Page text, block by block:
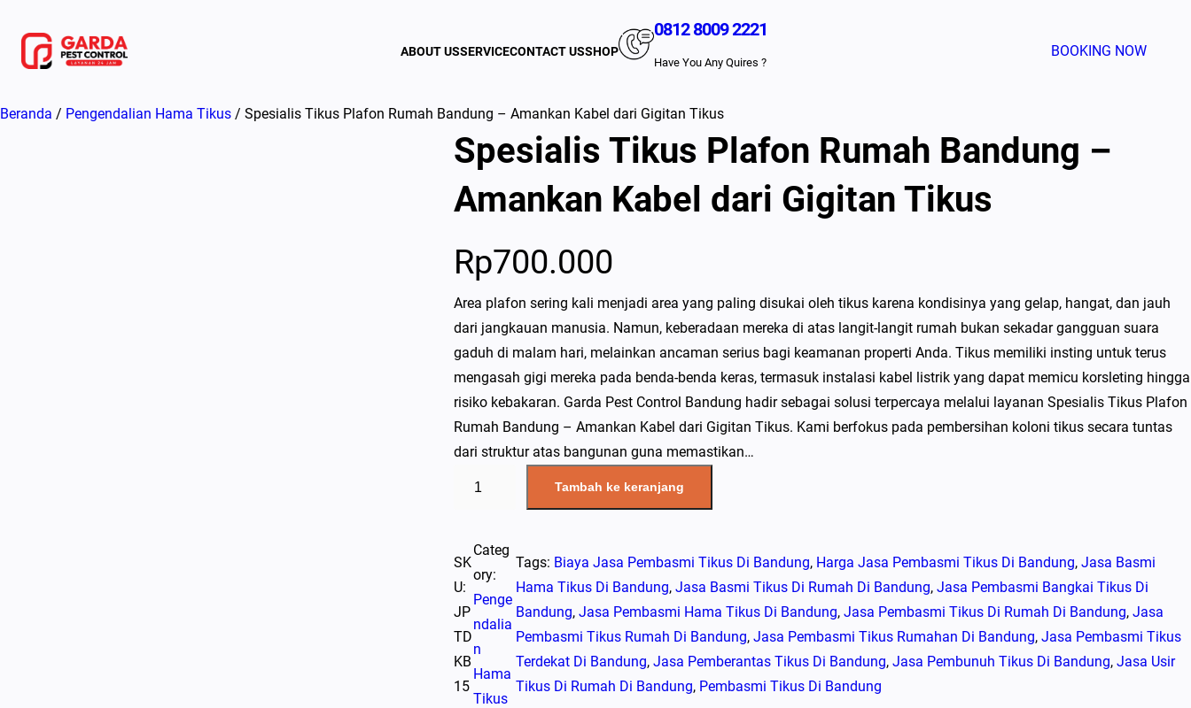
konten
ABOUT USSERVICECONTACT USSHOP
0812 8009 2221
Have You Any Quires ?
BOOKING NOW
Beranda / Pengendalian Hama Tikus / Spesialis Tikus Plafon Rumah Bandung – Amankan Kabel dari Gigitan Tikus
Spesialis Tikus Plafon Rumah Bandung –
Amankan Kabel dari Gigitan Tikus
Rp700.000
Area plafon sering kali menjadi area yang paling disukai oleh tikus karena kondisinya yang gelap, hangat, dan jauh
dari jangkauan manusia. Namun, keberadaan mereka di atas langit-langit rumah bukan sekadar gangguan suara
gaduh di malam hari, melainkan ancaman serius bagi keamanan properti Anda. Tikus memiliki insting untuk terus
mengasah gigi mereka pada benda-benda keras, termasuk instalasi kabel listrik yang dapat memicu korsleting hingga
risiko kebakaran. Garda Pest Control Bandung hadir sebagai solusi terpercaya melalui layanan Spesialis Tikus Plafon
Rumah Bandung – Amankan Kabel dari Gigitan Tikus. Kami berfokus pada pembersihan koloni tikus secara tuntas
dari struktur atas bangunan guna memastikan…
Tambah ke keranjang
SK
U:
JP
TD
KB
15
Categ
ory:
Penge
ndalia
n
Hama
Tikus
Tags: Biaya Jasa Pembasmi Tikus Di Bandung, Harga Jasa Pembasmi Tikus Di Bandung, Jasa Basmi
Hama Tikus Di Bandung, Jasa Basmi Tikus Di Rumah Di Bandung, Jasa Pembasmi Bangkai Tikus Di
Bandung, Jasa Pembasmi Hama Tikus Di Bandung, Jasa Pembasmi Tikus Di Rumah Di Bandung, Jasa
Pembasmi Tikus Rumah Di Bandung, Jasa Pembasmi Tikus Rumahan Di Bandung, Jasa Pembasmi Tikus
Terdekat Di Bandung, Jasa Pemberantas Tikus Di Bandung, Jasa Pembunuh Tikus Di Bandung, Jasa Usir
Tikus Di Rumah Di Bandung, Pembasmi Tikus Di Bandung